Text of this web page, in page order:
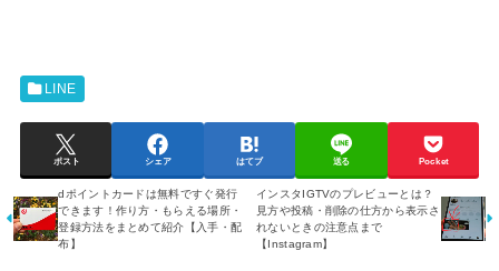
LINE
ポスト シェア はてブ 送る Pocket
dポイントカードは無料ですぐ発行
できます！作り方・もらえる場所・
登録方法をまとめて紹介【入手・配
布】
インスタIGTVのプレビューとは？
見方や投稿・削除の仕方から表示さ
れないときの注意点まで
【Instagram】